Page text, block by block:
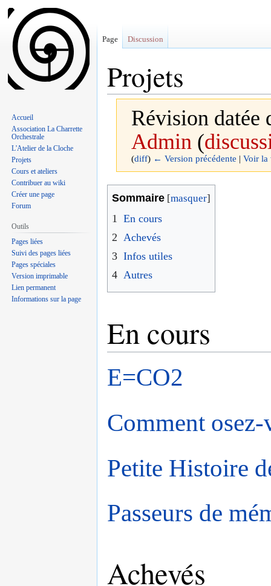
Projets
Révision datée
Admin (
(diff) ← Version précédente | Voir la
Aller
la
navigation
Aller
la
recherche
Sommaire
1 En cours
2 Achevés
3 Infos utiles
4 Autres
En cours
E=CO2
Comment osez-
Petite Histoire
Passeurs de
Achevés
Page Discussion
Accueil
Association La Charrette
Orchestrale
L'Atelier de la Cloche
Projets
Cours et ateliers
Contribuer au wiki
Créer une page
Forum
Outils
Pages liées
Suivi des pages liées
Pages spéciales
Version imprimable
Lien permanent
Informations sur la page